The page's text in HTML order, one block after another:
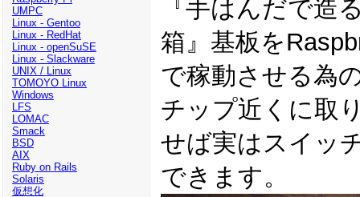
UMPC
Linux - Gentoo
Linux - RedHat
Linux - openSuSE
Linux - Slackware
UNIX / Linux
TOMOYO Linux
Windows
LFS
LOMAC
Smack
BSD
AIX
Ruby on Rails
Solaris
仮想化
『手はんだで造
箱』基板を
で稼動させる為
チップ近くに取
せば実はスイッ
できます。